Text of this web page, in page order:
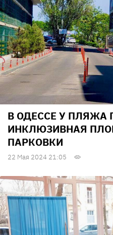
В ОДЕССЕ У ПЛЯЖА
ИНКЛЮЗИВНАЯ
ПАРКОВКИ
22 Мая 2024 21:05